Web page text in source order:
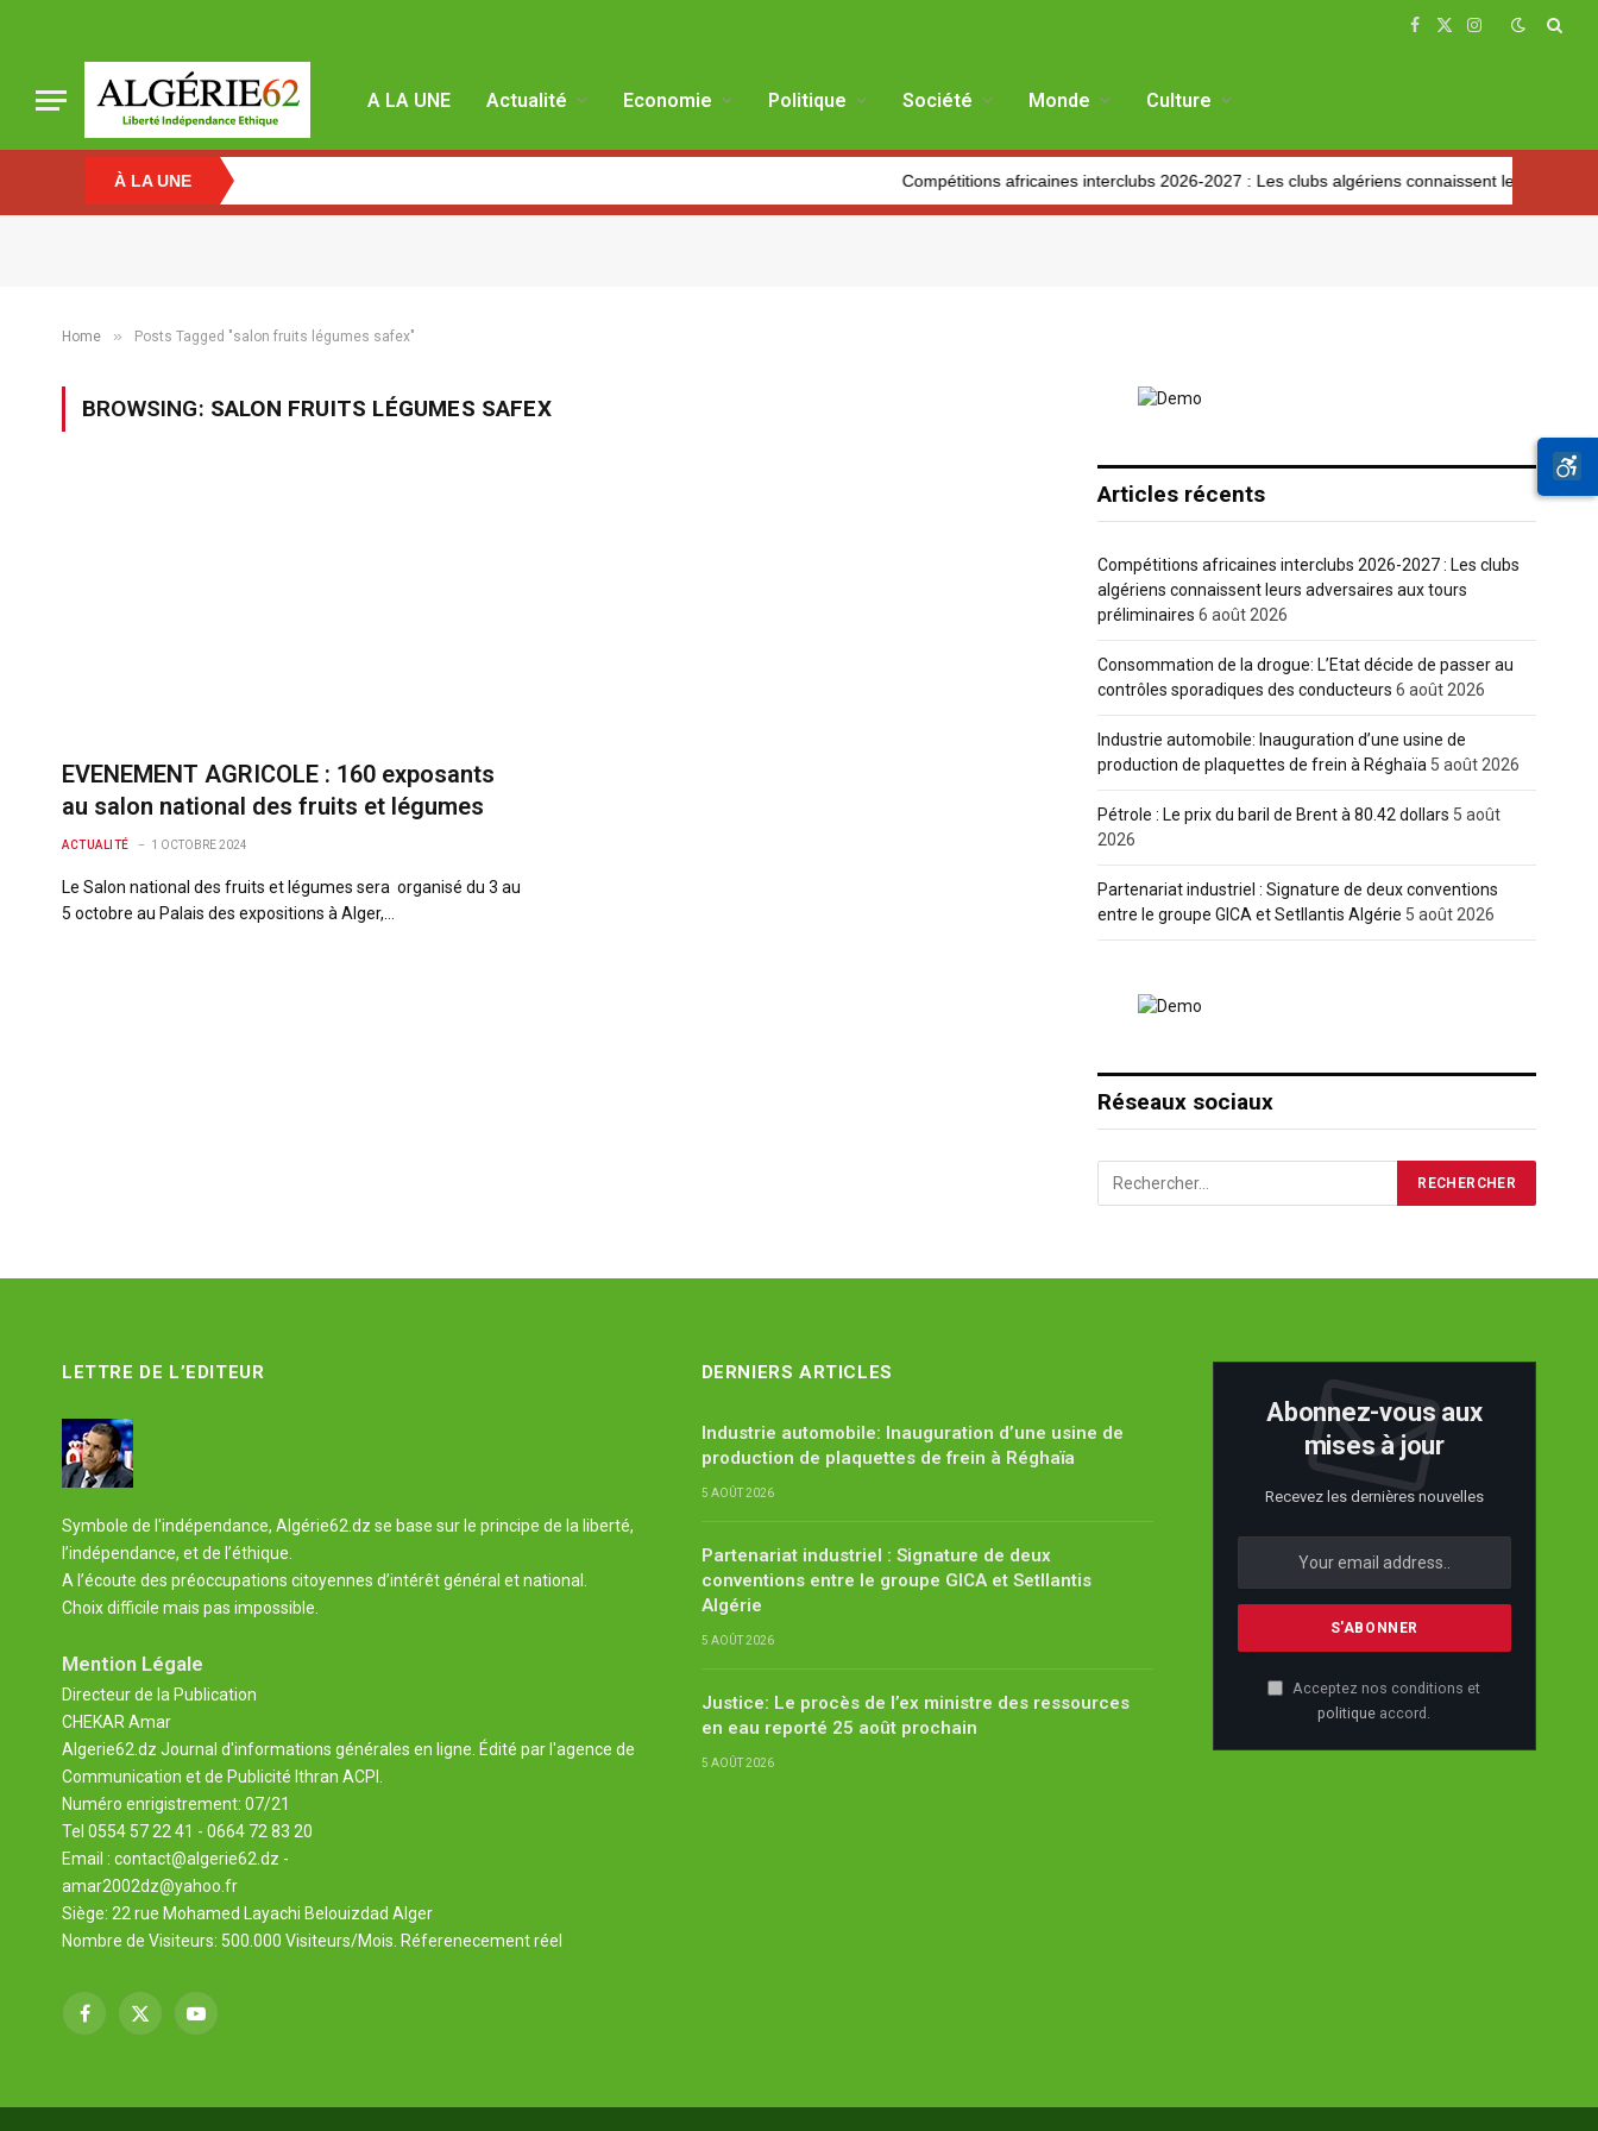
Facebook
X
Instagram
A LA UNE Actualité Economie Politique Société Monde Culture
À LA UNE Compétitions africaines interclubs 2026-2027 : Les clubs algériens connaissent leurs
Home » Posts Tagged "salon fruits légumes safex"
BROWSING: SALON FRUITS LÉGUMES SAFEX
EVENEMENT AGRICOLE : 160 exposants
au salon national des fruits et légumes
ACTUALITÉ 1 OCTOBRE 2024
Le Salon national des fruits et légumes sera organisé du 3 au
5 octobre au Palais des expositions à Alger,…
Articles récents
Compétitions africaines interclubs 2026-2027 : Les clubs
algériens connaissent leurs adversaires aux tours
préliminaires 6 août 2026
Consommation de la drogue: L’Etat décide de passer au
contrôles sporadiques des conducteurs 6 août 2026
Industrie automobile: Inauguration d’une usine de
production de plaquettes de frein à Réghaïa 5 août 2026
Pétrole : Le prix du baril de Brent à 80.42 dollars 5 août
2026
Partenariat industriel : Signature de deux conventions
entre le groupe GICA et Setllantis Algérie 5 août 2026
Réseaux sociaux
LETTRE DE L’EDITEUR
Symbole de l'indépendance, Algérie62.dz se base sur le principe de la liberté,
l’indépendance, et de l’éthique.
A l’écoute des préoccupations citoyennes d’intérêt général et national.
Choix difficile mais pas impossible.
Mention Légale
Directeur de la Publication
CHEKAR Amar
Algerie62.dz Journal d'informations générales en ligne. Édité par l'agence de
Communication et de Publicité Ithran ACPI.
Numéro enrigistrement: 07/21
Tel 0554 57 22 41 - 0664 72 83 20
Email : contact@algerie62.dz -
amar2002dz@yahoo.fr
Siège: 22 rue Mohamed Layachi Belouizdad Alger
Nombre de Visiteurs: 500.000 Visiteurs/Mois. Réferenecement réel
Facebook
X
YouTube
DERNIERS ARTICLES
Industrie automobile: Inauguration d’une usine de
production de plaquettes de frein à Réghaïa
5 AOÛT 2026
Partenariat industriel : Signature de deux
conventions entre le groupe GICA et Setllantis
Algérie
5 AOÛT 2026
Justice: Le procès de l’ex ministre des ressources
en eau reporté 25 août prochain
5 AOÛT 2026
Abonnez-vous aux
mises à jour
Recevez les dernières nouvelles
Acceptez nos conditions et
politique accord.